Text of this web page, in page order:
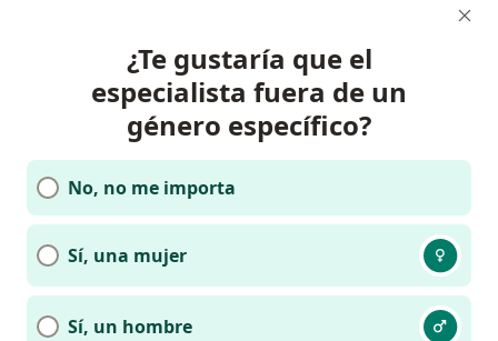
¿Te gustaría que el
especialista fuera de un
género específico?
No, no me importa
Sí, una mujer
Sí, un hombre